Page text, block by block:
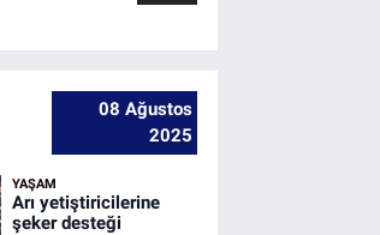
08 Ağustos
2025
YAŞAM
Arı yetiştiricilerine
şeker desteği